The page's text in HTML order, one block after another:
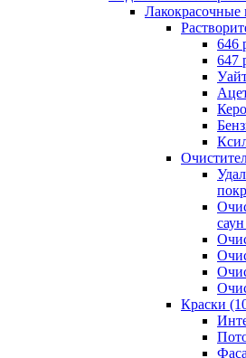
Лакокрасочные
646
647
Краски